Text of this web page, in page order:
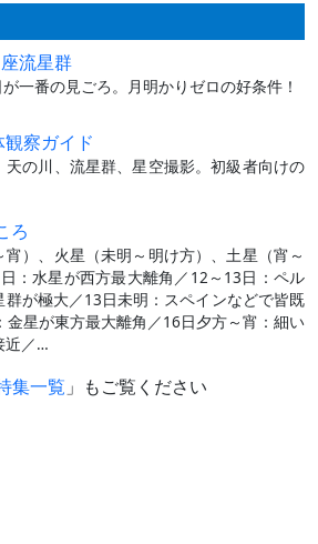
流星群
一番の見ごろ。月明かりゼロの好条件！
察ガイド
天の川、流星群、星空撮影。初級者向けの
ろ
宵）、火星（未明～明け方）、土星（宵～
：水星が西方最大離角／12～13日：ペル
群が極大／13日未明：スペインなどで皆既
金星が東方最大離角／16日夕方～宵：細い
近／…
集一覧 」もご覧ください